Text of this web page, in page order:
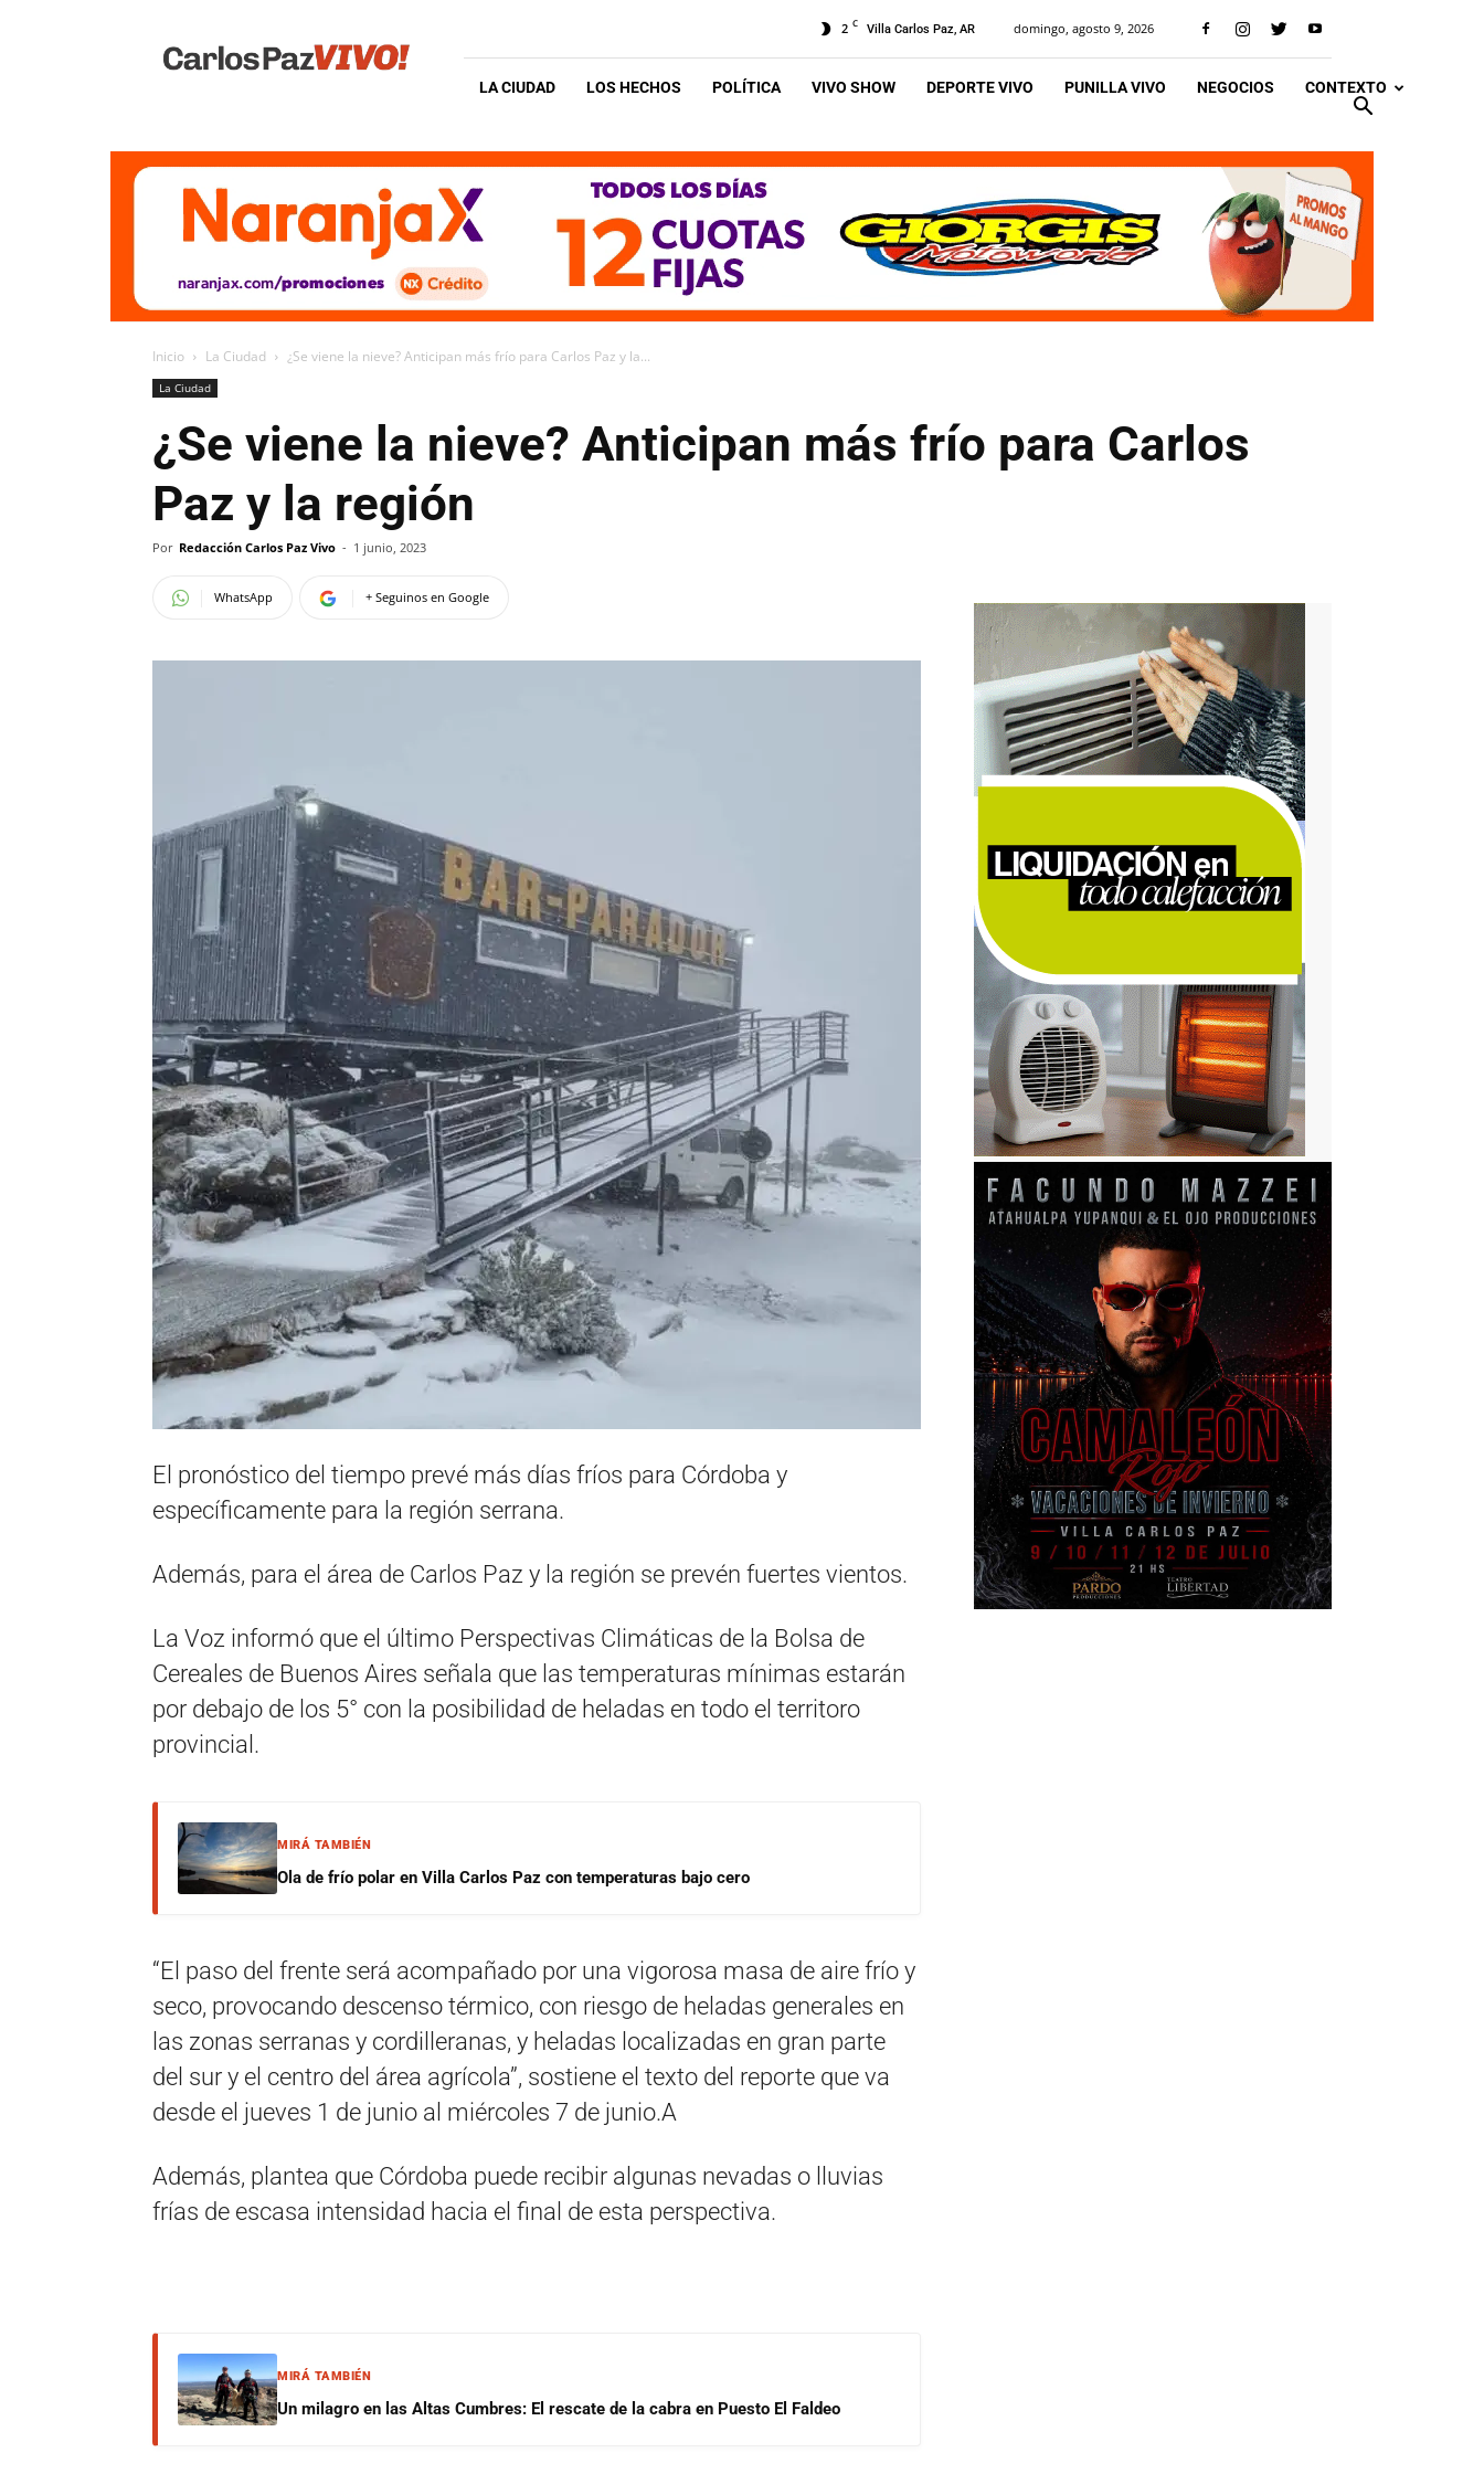
Vivo
2 C Villa Carlos Paz, AR domingo, agosto 9, 2026
LA CIUDAD LOS HECHOS POLÍTICA VIVO SHOW DEPORTE VIVO PUNILLA VIVO NEGOCIOS CONTEXTO
Inicio La Ciudad ¿Se viene la nieve? Anticipan más frío para Carlos Paz y la...
La Ciudad
¿Se viene la nieve? Anticipan más frío para Carlos
Paz y la región
Por Redacción Carlos Paz Vivo - 1 junio, 2023
WhatsApp + Seguinos en Google
El pronóstico del tiempo prevé más días fríos para Córdoba y
específicamente para la región serrana.
Además, para el área de Carlos Paz y la región se prevén fuertes vientos.
La Voz informó que el último Perspectivas Climáticas de la Bolsa de
Cereales de Buenos Aires señala que las temperaturas mínimas estarán
por debajo de los 5° con la posibilidad de heladas en todo el territoro
provincial.
MIRÁ TAMBIÉN
Ola de frío polar en Villa Carlos Paz con temperaturas bajo cero
“El paso del frente será acompañado por una vigorosa masa de aire frío y
seco, provocando descenso térmico, con riesgo de heladas generales en
las zonas serranas y cordilleranas, y heladas localizadas en gran parte
del sur y el centro del área agrícola”, sostiene el texto del reporte que va
desde el jueves 1 de junio al miércoles 7 de junio.A
Además, plantea que Córdoba puede recibir algunas nevadas o lluvias
frías de escasa intensidad hacia el final de esta perspectiva.
MIRÁ TAMBIÉN
Un milagro en las Altas Cumbres: El rescate de la cabra en Puesto El Faldeo